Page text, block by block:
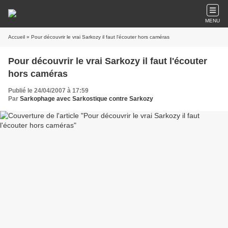
MENU
Accueil » Pour découvrir le vrai Sarkozy il faut l'écouter hors caméras
Pour découvrir le vrai Sarkozy il faut l'écouter
hors caméras
Publié le 24/04/2007 à 17:59
Par Sarkophage avec Sarkostique contre Sarkozy